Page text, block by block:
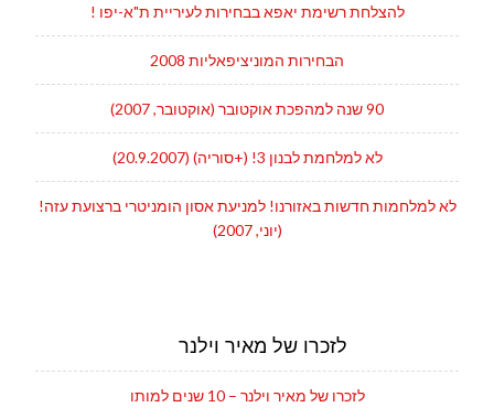
להצלחת רשימת יאפא בבחירות לעיריית ת"א-יפו !
הבחירות המוניציפאליות 2008
90 שנה למהפכת אוקטובר (אוקטובר, 2007)
לא למלחמת לבנון 3! (+סוריה) (20.9.2007)
לא למלחמות חדשות באזורנו! למניעת אסון הומניטרי ברצועת עזה!
(יוני, 2007)
לזכרו של מאיר וילנר
לזכרו של מאיר וילנר – 10 שנים למותו